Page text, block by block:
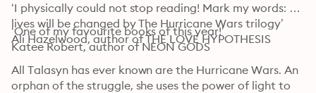
‘I physically could not stop reading! Mark my words:
lives will be changed by The Hurricane Wars trilogy’
Ali Hazelwood, author of THE LOVE HYPOTHESIS
‘One of my favourite books of this year!’
Katee Robert, author of NEON GODS
All Talasyn has ever known are the Hurricane Wars. An
orphan of the struggle, she uses the power of light to